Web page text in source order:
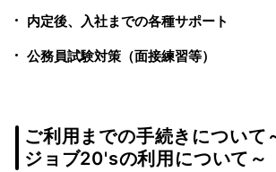
内定後、入社までの各種サポート
公務員試験対策（面接練習等）
ご利用までの手続きについて
ジョブ20'sの利用について～